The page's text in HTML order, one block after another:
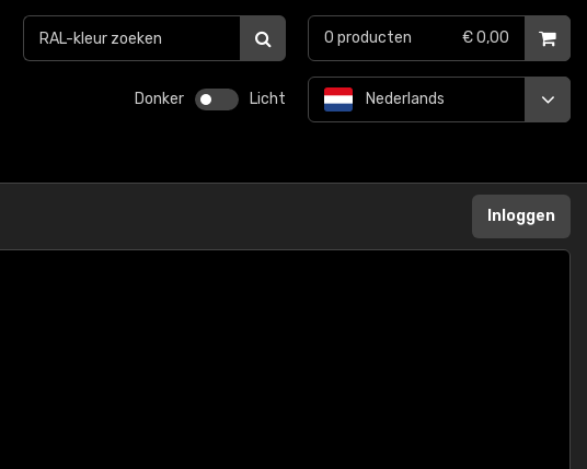
Donker Licht Nederlands
0 producten € 0,00
Inloggen